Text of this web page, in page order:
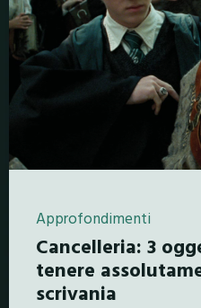
Approfondimenti
Cancelleria: 3
tenere
scrivania